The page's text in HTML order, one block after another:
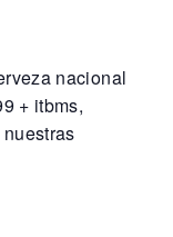
nacional
+ itbms,